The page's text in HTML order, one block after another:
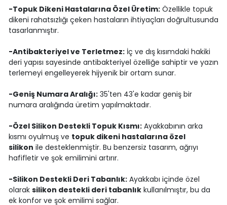
-Topuk Dikeni Hastalarına Özel Üretim:Özellikle topuk
dikeni rahatsızlığı çeken hastaların ihtiyaçları doğrultusunda
tasarlanmıştır.
-Antibakteriyel ve Terletmez:İç ve dış kısımdaki hakiki
deri yapısı sayesinde antibakteriyel özelliğe sahiptir ve yazın
terlemeyi engelleyerek hijyenik bir ortam sunar.
-Geniş Numara Aralığı:35'ten 43'e kadar geniş bir
numara aralığında üretim yapılmaktadır.
-Özel Silikon Destekli Topuk Kısmı:Ayakkabının arka
kısmı oyulmuş ve topuk dikeni hastalarına özel
silikon ile desteklenmiştir. Bu benzersiz tasarım, ağrıyı
hafifletir ve şok emilimini artırır.
-Silikon Destekli Deri Tabanlık:Ayakkabı içinde özel
olarak silikon destekli deri tabanlıkkullanılmıştır, bu da
ek konfor ve şok emilimi sağlar.